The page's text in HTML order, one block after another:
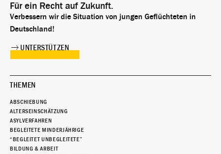
Für ein Recht auf Zukunft.
Verbessern wir die Situation von jungen Geflüchteten in
Deutschland!
UNTERSTÜTZEN
THEMEN
ABSCHIEBUNG
ALTERSEINSCHÄTZUNG
ASYLVERFAHREN
BEGLEITETE MINDERJÄHRIGE
“BEGLEITET UNBEGLEITETE”
BILDUNG & ARBEIT